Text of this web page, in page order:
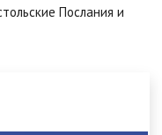
Послания и